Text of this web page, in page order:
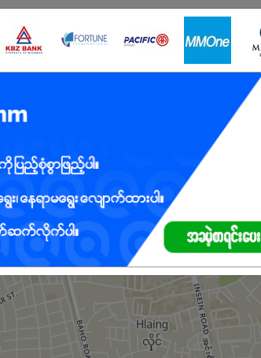
experience ရှိရမည်
းမွန်ရမည်
နိုင်ရမည်
ည်
းပေးမည်